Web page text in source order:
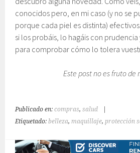
conocidos pero, en mi caso (y no se
porque cada piel es distinta)
si los probáis, lo hagáis con prudencia
para comprobar cómo lo tolera
Este post no es fruto
Publicado en:compras,salud
Etiquetado:belleza, maquillaje, protección